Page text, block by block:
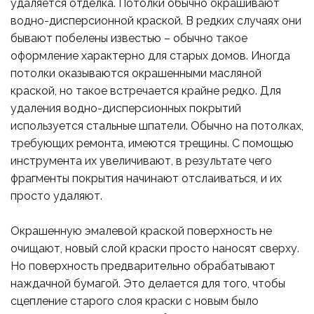
удаляется отделка. Потолки обычно окрашивают
водно-дисперсионной краской. В редких случаях они
бывают побелены известью – обычно такое
оформление характерно для старых домов. Иногда
потолки оказываются окрашенными масляной
краской, но такое встречается крайне редко. Для
удаления водно-дисперсионных покрытий
используется стальные шпатели. Обычно на потолках,
требующих ремонта, имеются трещины. С помощью
инструмента их увеличивают, в результате чего
фрагменты покрытия начинают отслаиваться, и их
просто удаляют.
Окрашенную эмалевой краской поверхность не
очищают, новый слой краски просто наносят сверху.
Но поверхность предварительно обрабатывают
наждачной бумагой. Это делается для того, чтобы
сцепление старого слоя краски с новым было